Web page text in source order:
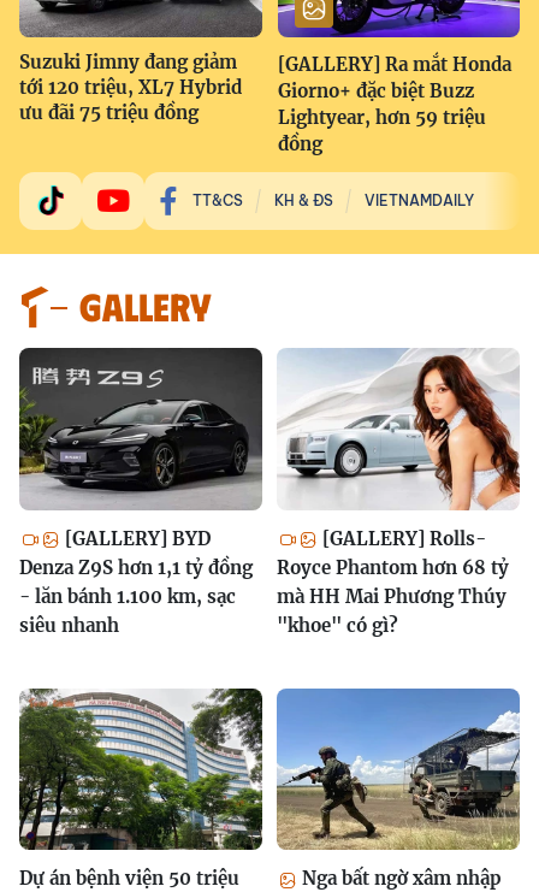
Suzuki Jimny đang giảm
tới 120 triệu, XL7 Hybrid
ưu đãi 75 triệu đồng
[GALLERY] Ra mắt Honda
Giorno+ đặc biệt Buzz
Lightyear, hơn 59 triệu
đồng
TT&CS KH & ĐS VIETNAMDAILY
GALLERY
[GALLERY] BYD
Denza Z9S hơn 1,1 tỷ đồng
- lăn bánh 1.100 km, sạc
siêu nhanh
[GALLERY] Rolls-
Royce Phantom hơn 68 tỷ
mà HH Mai Phương Thúy
"khoe" có gì?
Dự án bệnh viện 50 triệu
Nga bất ngờ xâm nhập